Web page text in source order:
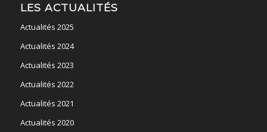
LES ACTUALITÉS
Actualités 2025
Actualités 2024
Actualités 2023
Actualités 2022
Actualités 2021
Actualités 2020